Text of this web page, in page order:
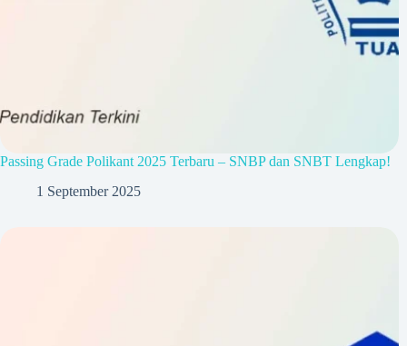
Passing Grade Polikant 2025 Terbaru – SNBP dan SNBT Lengkap!
1 September 2025